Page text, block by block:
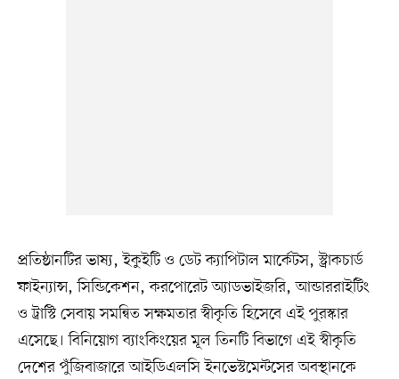
প্রতিষ্ঠানটির ভাষ্য, ইকুইটি ও ডেট ক্যাপিটাল মার্কেটস, স্ট্রাকচার্ড
ফাইন্যান্স, সিন্ডিকেশন, করপোরেট অ্যাডভাইজরি, আন্ডাররাইটিং
ও ট্রাস্টি সেবায় সমন্বিত সক্ষমতার স্বীকৃতি হিসেবে এই পুরস্কার
এসেছে। বিনিয়োগ ব্যাংকিংয়ের মূল তিনটি বিভাগে এই স্বীকৃতি
দেশের পুঁজিবাজারে আইডিএলসি ইনভেস্টমেন্টসের অবস্থানকে